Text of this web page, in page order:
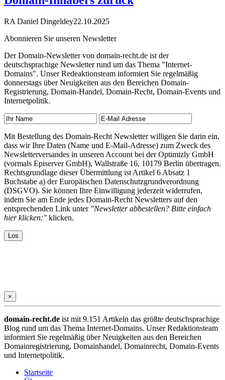
RA Daniel Dingeldey22.10.2025
Abonnieren Sie unseren Newsletter
Der Domain-Newsletter von domain-recht.de ist der
deutschsprachige Newsletter rund um das Thema "Internet-
Domains". Unser Redeaktionsteam informiert Sie regelmäßig
donnerstags über Neuigkeiten aus den Bereichen Domain-
Registrierung, Domain-Handel, Domain-Recht, Domain-Events und
Internetpolitik.
Mit Bestellung des Domain-Recht Newsletter willigen Sie darin ein,
dass wir Ihre Daten (Name und E-Mail-Adresse) zum Zweck des
Newsletterversandes in unseren Account bei der Optimizly GmbH
(vormals Episerver GmbH), Wallstraße 16, 10179 Berlin übertragen.
Rechtsgrundlage dieser Übermittlung ist Artikel 6 Absatz 1
Buchstabe a) der Europäischen Datenschutzgrundverordnung
(DSGVO). Sie können Ihre Einwilligung jederzeit widerrufen,
indem Sie am Ende jedes Domain-Recht Newsletters auf den
entsprechenden Link unter "Newsletter abbestellen? Bitte einfach
hier klicken:" klicken.
×
domain-recht.de ist mit 9.151 Artikeln das größte deutschsprachige
Blog rund um das Thema Internet-Domains. Unser Redaktionsteam
informiert Sie regelmäßig über Neuigkeiten aus den Bereichen
Domainregistrierung, Domainhandel, Domainrecht, Domain-Events
und Internetpolitik.
Startseite